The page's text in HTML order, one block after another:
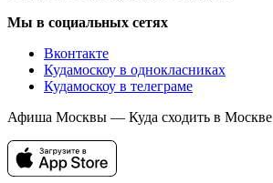
Мы в социальных сетях
Вконтакте
Кудамоскоу в однокласниках
Кудамоскоу в телеграме
Афиша Москвы — Куда сходить в Москве